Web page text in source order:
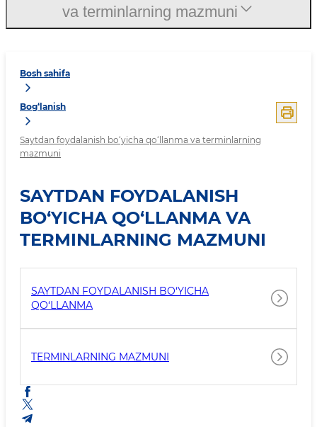
Bosh sahifa
Bog‘lanish
Saytdan foydalanish bo‘yicha qo‘llanma va terminlarning
mazmuni
SAYTDAN FOYDALANISH
BO‘YICHA QO‘LLANMA VA
TERMINLARNING MAZMUNI
SAYTDAN FOYDALANISH BO‘YICHA
QO‘LLANMA
TERMINLARNING MAZMUNI
va terminlarning mazmuni